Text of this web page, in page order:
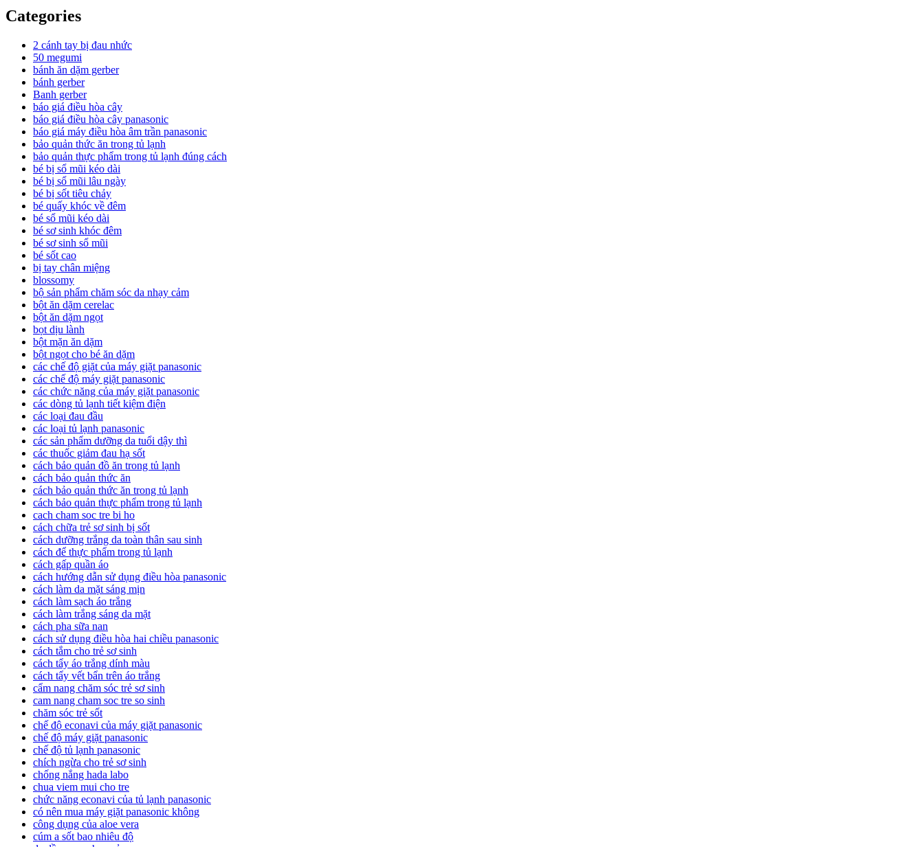
Categories
2 cánh tay bị đau nhức
50 megumi
bánh ăn dặm gerber
bánh gerber
Banh gerber
báo giá điều hòa cây
báo giá điều hòa cây panasonic
báo giá máy điều hòa âm trần panasonic
bảo quản thức ăn trong tủ lạnh
bảo quản thực phẩm trong tủ lạnh đúng cách
bé bị sổ mũi kéo dài
bé bị sổ mũi lâu ngày
bé bị sốt tiêu chảy
bé quấy khóc về đêm
bé sổ mũi kéo dài
bé sơ sinh khóc đêm
bé sơ sinh sổ mũi
bé sốt cao
bị tay chân miệng
blossomy
bộ sản phẩm chăm sóc da nhạy cảm
bột ăn dặm cerelac
bột ăn dặm ngọt
bọt dịu lành
bột mặn ăn dặm
bột ngọt cho bé ăn dặm
các chế độ giặt của máy giặt panasonic
các chế độ máy giặt panasonic
các chức năng của máy giặt panasonic
các dòng tủ lạnh tiết kiệm điện
các loại đau đầu
các loại tủ lạnh panasonic
các sản phẩm dưỡng da tuổi dậy thì
các thuốc giảm đau hạ sốt
cách bảo quản đồ ăn trong tủ lạnh
cách bảo quản thức ăn
cách bảo quản thức ăn trong tủ lạnh
cách bảo quản thực phẩm trong tủ lạnh
cach cham soc tre bi ho
cách chữa trẻ sơ sinh bị sốt
cách dưỡng trắng da toàn thân sau sinh
cách để thực phẩm trong tủ lạnh
cách gấp quần áo
cách hướng dẫn sử dụng điều hòa panasonic
cách làm da mặt sáng mịn
cách làm sạch áo trắng
cách làm trắng sáng da mặt
cách pha sữa nan
cách sử dụng điều hòa hai chiều panasonic
cách tắm cho trẻ sơ sinh
cách tẩy áo trắng dính màu
cách tẩy vết bẩn trên áo trắng
cẩm nang chăm sóc trẻ sơ sinh
cam nang cham soc tre so sinh
chăm sóc trẻ sốt
chế độ econavi của máy giặt panasonic
chế độ máy giặt panasonic
chế độ tủ lạnh panasonic
chích ngừa cho trẻ sơ sinh
chống nắng hada labo
chua viem mui cho tre
chức năng econavi của tủ lạnh panasonic
có nên mua máy giặt panasonic không
công dụng của aloe vera
cúm a sốt bao nhiêu độ